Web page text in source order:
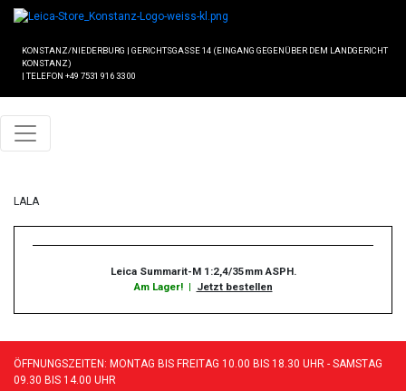
KONSTANZ/NIEDERBURG | GERICHTSGASSE 14 (EINGANG GEGENÜBER DEM LANDGERICHT
KONSTANZ)
| TELEFON +49 7531 916 33 00
LALA
Leica Summarit-M 1:2,4/35mm ASPH.
Am Lager! | Jetzt bestellen
ÖFFNUNGSZEITEN: MONTAG BIS FREITAG 10.00 BIS 18.30 UHR - SAMSTAG
09.30 BIS 14.00 UHR